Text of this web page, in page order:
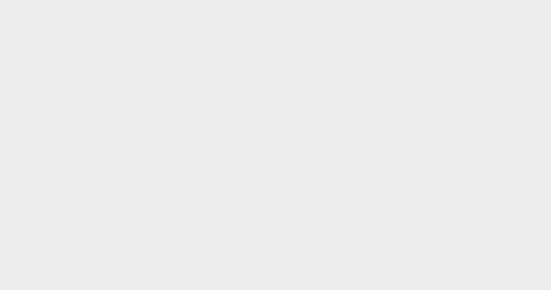
konsolidering behandles også. De to
der kræves anvendt i hver sin situation, beskrives,